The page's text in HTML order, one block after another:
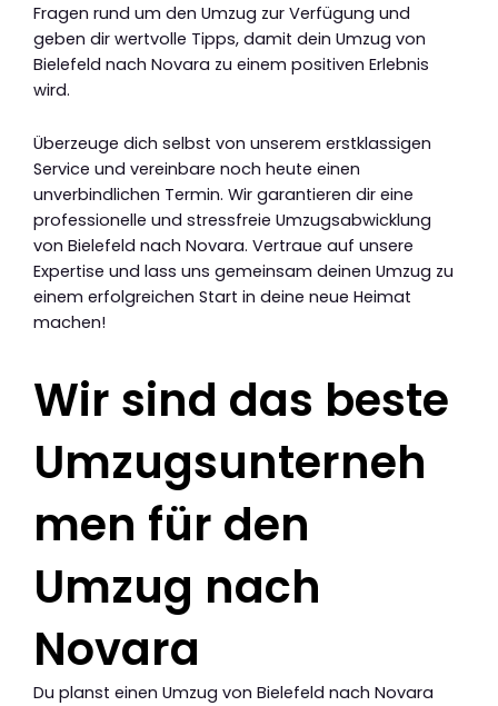
Fragen rund um den Umzug zur Verfügung und
geben dir wertvolle Tipps, damit dein Umzug von
Bielefeld nach Novara zu einem positiven Erlebnis
wird.
Überzeuge dich selbst von unserem erstklassigen
Service und vereinbare noch heute einen
unverbindlichen Termin. Wir garantieren dir eine
professionelle und stressfreie Umzugsabwicklung
von Bielefeld nach Novara. Vertraue auf unsere
Expertise und lass uns gemeinsam deinen Umzug zu
einem erfolgreichen Start in deine neue Heimat
machen!
Wir sind das beste
Umzugsunterneh
men für den
Umzug nach
Novara
Du planst einen Umzug von Bielefeld nach Novara